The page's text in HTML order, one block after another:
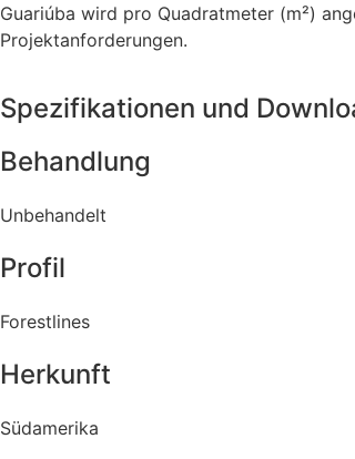
Guariúba wird pro Quadratmeter (m²)
Projektanforderungen.
Spezifikationen und
Behandlung
Unbehandelt
Profil
Forestlines
Herkunft
Südamerika